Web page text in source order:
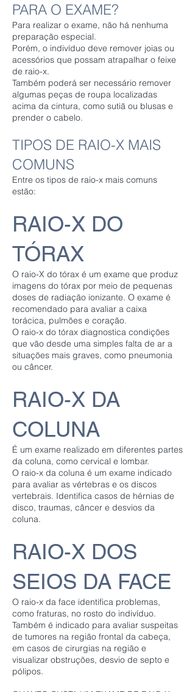
PARA O EXAME?
Para realizar o exame, não há nenhuma
preparação especial.
Porém, o indivíduo deve remover joias ou
acessórios que possam atrapalhar o feixe
de raio-x.
Também poderá ser necessário remover
algumas peças de roupa localizadas
acima da cintura, como sutiã ou blusas e
prender o cabelo.
TIPOS DE RAIO-X MAIS
COMUNS
Entre os tipos de raio-x mais comuns
estão:
RAIO-X DO
TÓRAX
O raio-X do tórax é um exame que produz
imagens do tórax por meio de pequenas
doses de radiação ionizante. O exame é
recomendado para avaliar a caixa
torácica, pulmões e coração.
O raio-x do tórax diagnostica condições
que vão desde uma simples falta de ar a
situações mais graves, como pneumonia
ou câncer.
RAIO-X DA
COLUNA
É um exame realizado em diferentes partes
da coluna, como cervical e lombar.
O raio-x da coluna é um exame indicado
para avaliar as vértebras e os discos
vertebrais. Identifica casos de hérnias de
disco, traumas, câncer e desvios da
coluna.
RAIO-X DOS
SEIOS DA FACE
O raio-x da face identifica problemas,
como fraturas, no rosto do indivíduo.
Também é indicado para avaliar suspeitas
de tumores na região frontal da cabeça,
em casos de cirurgias na região e
visualizar obstruções, desvio de septo e
pólipos.